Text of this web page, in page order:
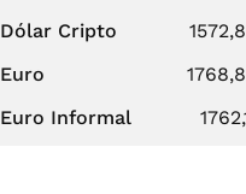
Dólar Cripto
Euro
Euro Informal